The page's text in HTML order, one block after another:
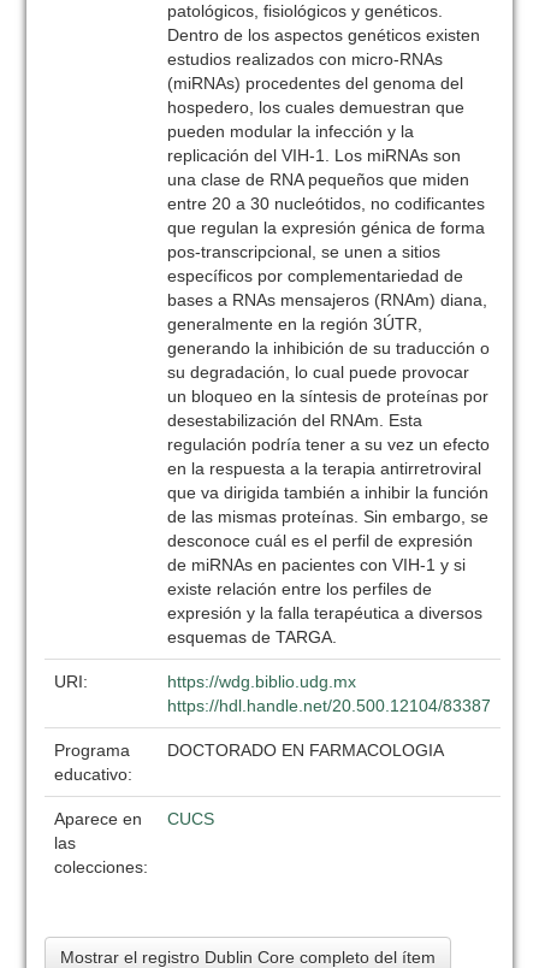
patológicos, fisiológicos y genéticos.
Dentro de los aspectos genéticos existen
estudios realizados con micro-RNAs
(miRNAs) procedentes del genoma del
hospedero, los cuales demuestran que
pueden modular la infección y la
replicación del VIH-1. Los miRNAs son
una clase de RNA pequeños que miden
entre 20 a 30 nucleótidos, no codificantes
que regulan la expresión génica de forma
pos-transcripcional, se unen a sitios
específicos por complementariedad de
bases a RNAs mensajeros (RNAm) diana,
generalmente en la región 3ÚTR,
generando la inhibición de su traducción o
su degradación, lo cual puede provocar
un bloqueo en la síntesis de proteínas por
desestabilización del RNAm. Esta
regulación podría tener a su vez un efecto
en la respuesta a la terapia antirretroviral
que va dirigida también a inhibir la función
de las mismas proteínas. Sin embargo, se
desconoce cuál es el perfil de expresión
de miRNAs en pacientes con VIH-1 y si
existe relación entre los perfiles de
expresión y la falla terapéutica a diversos
esquemas de TARGA.
URI:
https://wdg.biblio.udg.mx
https://hdl.handle.net/20.500.12104/83387
Programa
educativo:
DOCTORADO EN FARMACOLOGIA
Aparece en
las
colecciones:
CUCS
Mostrar el registro Dublin Core completo del ítem